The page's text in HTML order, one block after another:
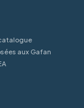
aux Gafan